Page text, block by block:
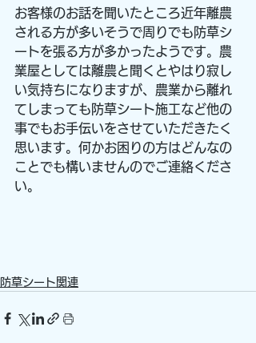
お客様のお話を聞いたところ近年離農
される方が多いそうで周りでも防草シ
ートを張る方が多かったようです。農
業屋としては離農と聞くとやはり寂し
い気持ちになりますが、農業から離れ
てしまっても防草シート施工など他の
事でもお手伝いをさせていただきたく
思います。何かお困りの方はどんなの
ことでも構いませんのでご連絡くださ
い。
防草シート関連